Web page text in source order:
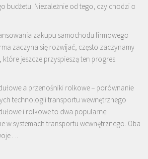
budżetu. Niezależnie od tego, czy chodzi o
zakupu samochodu firmowego
zaczyna się rozwijać, często zaczynamy
jeszcze przyspieszą ten progres.
a przenośniki rolkowe – porównanie
technologii transportu wewnętrznego
i rolkowe to dwa popularne
w systemach transportu wewnętrznego. Oba
…